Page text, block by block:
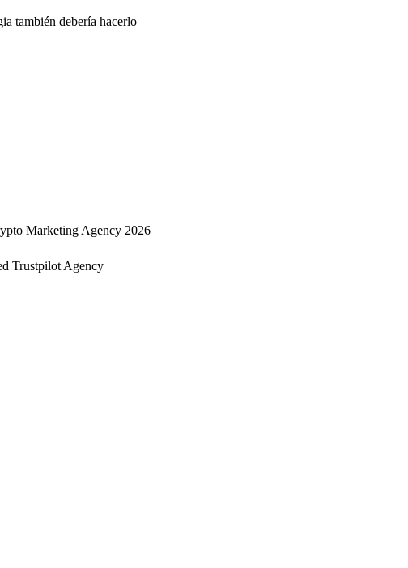
también debería hacerlo
Marketing Agency 2026
Trustpilot Agency